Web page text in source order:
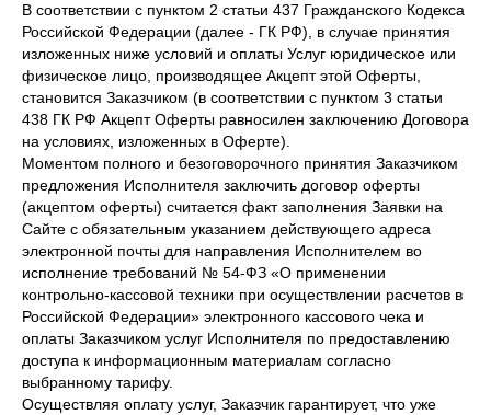
В соответствии с пунктом 2 статьи 437 Гражданского Кодекса
Российской Федерации (далее - ГК РФ), в случае принятия
изложенных ниже условий и оплаты Услуг юридическое или
физическое лицо, производящее Акцепт этой Оферты,
становится Заказчиком (в соответствии с пунктом 3 статьи
438 ГК РФ Акцепт Оферты равносилен заключению Договора
на условиях, изложенных в Оферте).
Моментом полного и безоговорочного принятия Заказчиком
предложения Исполнителя заключить договор оферты
(акцептом оферты) считается факт заполнения Заявки на
Сайте с обязательным указанием действующего адреса
электронной почты для направления Исполнителем во
исполнение требований № 54-ФЗ «О применении
контрольно-кассовой техники при осуществлении расчетов в
Российской Федерации» электронного кассового чека и
оплаты Заказчиком услуг Исполнителя по предоставлению
доступа к информационным материалам согласно
выбранному тарифу.
Осуществляя оплату услуг, Заказчик гарантирует, что уже